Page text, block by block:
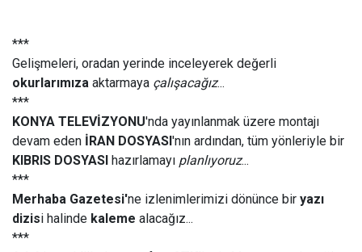
***
Gelişmeleri, oradan yerinde inceleyerek değerli
okurlarımıza aktarmaya çalışacağız...
***
KONYA TELEVİZYONU'nda yayınlanmak üzere montajı
devam eden İRAN DOSYASI'nın ardından, tüm yönleriyle bir
KIBRIS DOSYASI hazırlamayı planlıyoruz...
***
Merhaba Gazetesi'ne izlenimlerimizi dönünce bir yazı
dizisi halinde kaleme alacağız...
***